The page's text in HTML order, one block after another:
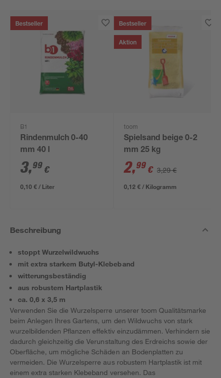
Bestseller
B1
Rindenmulch 0-40
mm 40 l
3,99 €
0,10 € / Liter
Bestseller
Aktion
toom
Spielsand beige 0-2
mm 25 kg
2,99 € 3,29 €
0,12 € / Kilogramm
Beschreibung
stoppt Wurzelwildwuchs
mit extra starkem Butyl-Klebeband
witterungsbeständig
aus robustem Hartplastik
ca. 0,6 x 3,5 m
Verwenden Sie die Wurzelsperre unserer toom Qualitätsmarke
beim Anlegen Ihres Gartens, um den Wildwuchs von stark
wurzelbildenden Pflanzen effektiv einzudämmen. Verhindern sie
dadurch gleichzeitig die Verunstaltung des Erdreichs sowie der
Oberfläche, um mögliche Schäden an Bodenplatten zu
vermeiden. Die Wurzelsperre aus robustem Hartplastik ist mit
einem extra starken Klebeband versehen. Das